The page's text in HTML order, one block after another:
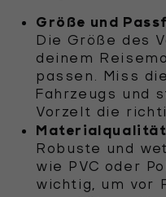
Größe und
Die Größe des
deinem
passen. Miss
Fahrzeugs und
Vorzelt die
Materialqualität
Robuste und
wie PVC oder
wichtig, um vor